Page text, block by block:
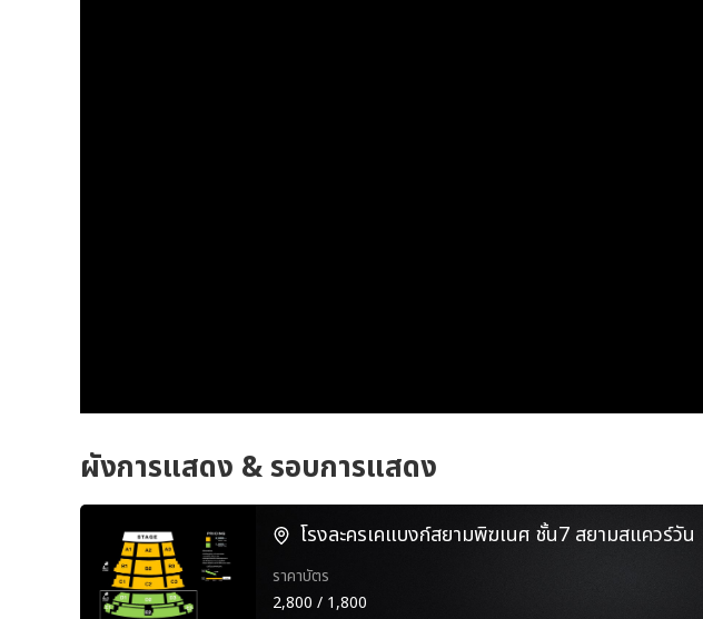
ผังการแสดง & รอบการแสดง
โรงละครเคแบงก์สยามพิฆเนศ ชั้น7 สยามสแควร์วัน
ราคาบัตร
2,800 / 1,800